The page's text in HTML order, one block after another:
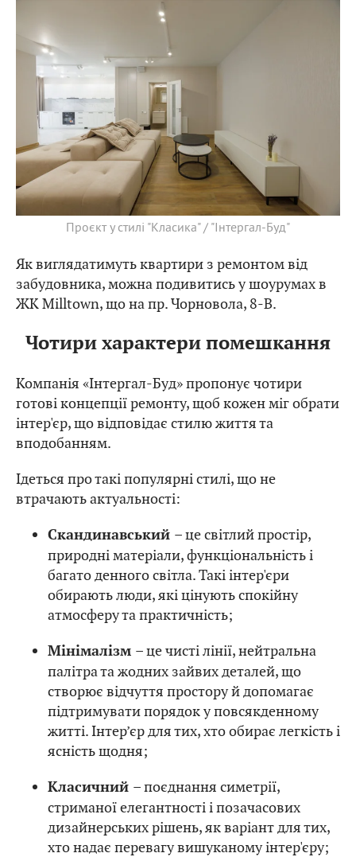
Проєкт у стилі "Класика" / "Інтергал-Буд"
Як виглядатимуть квартири з ремонтом від
забудовника, можна подивитись у шоурумах в
ЖК Milltown, що на пр. Чорновола, 8-В.
Чотири характери помешкання
Компанія «Інтергал-Буд» пропонує чотири
готові концепції ремонту, щоб кожен міг обрати
інтер'єр, що відповідає стилю життя та
вподобанням.
Ідеться про такі популярні стилі, що не
втрачають актуальності:
Скандинавський – це світлий простір,
природні матеріали, функціональність і
багато денного світла. Такі інтер'єри
обирають люди, які цінують спокійну
атмосферу та практичність;
Мінімалізм – це чисті лінії, нейтральна
палітра та жодних зайвих деталей, що
створює відчуття простору й допомагає
підтримувати порядок у повсякденному
житті. Інтер’єр для тих, хто обирає легкість і
ясність щодня;
Класичний – поєднання симетрії,
стриманої елегантності і позачасових
дизайнерських рішень, як варіант для тих,
хто надає перевагу вишуканому інтер'єру;